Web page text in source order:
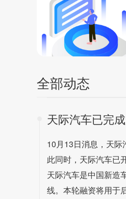
全部动态
天际汽车已完
10月13日消息，天
此同时，天际汽车已
天际汽车是中国新造
线。本轮融资将用于